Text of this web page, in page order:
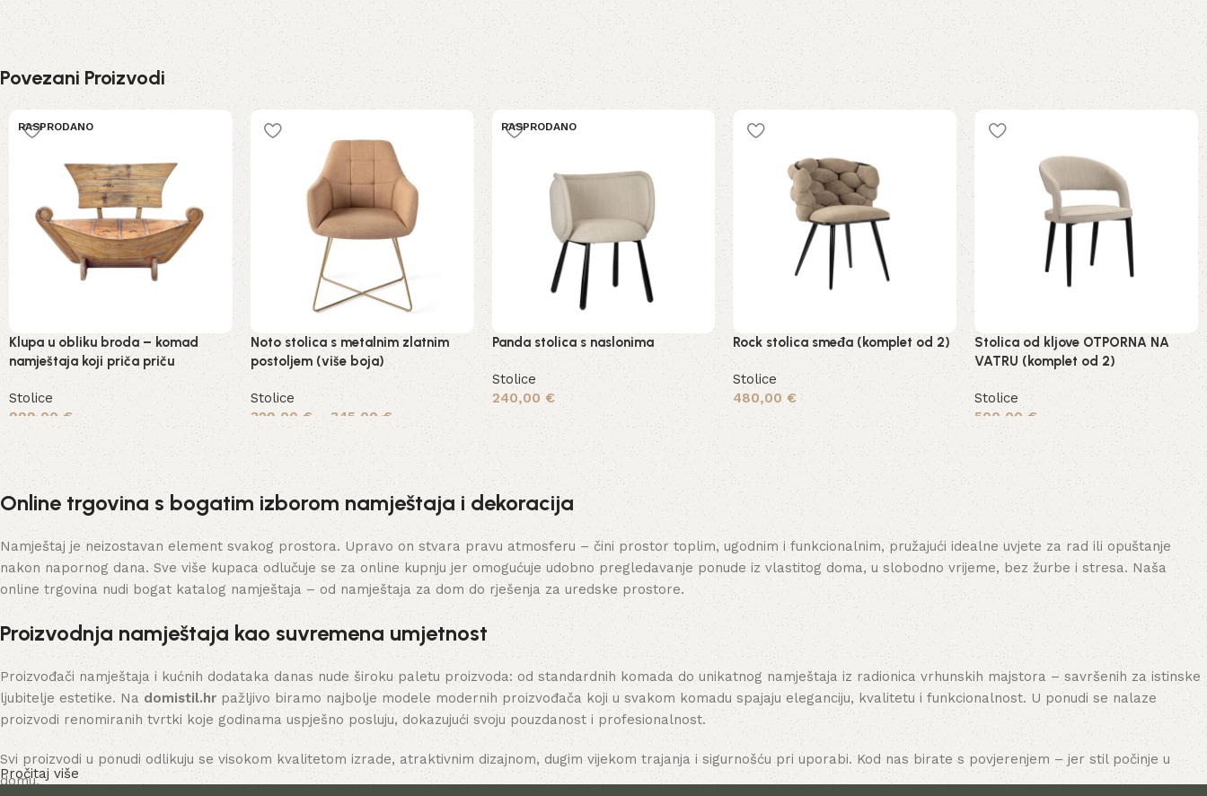
Povezani Proizvodi
RASPRODANO
Klupa u obliku broda – komad
namještaja koji priča priču
Stolice
999,00 €
Pročitaj više
Noto stolica s metalnim zlatnim
postoljem (više boja)
Stolice
329,00 € 345,00€
Odaberi opcije
RASPRODANO
Panda stolica s naslonima
Stolice
240,00 €
Pročitaj više
Rock stolica smeđa (komplet od 2)
Stolice
480,00 €
Dodaj u košaricu
Stolica od kljove OTPORNA NA
VATRU (komplet od 2)
Stolice
500,00€
Dodaj u košaricu
Online trgovina s bogatim izborom namještaja i dekoracija
Namještaj je neizostavan element svakog prostora. Upravo on stvara pravu atmosferu – čini prostor toplim, ugodnim i funkcionalnim, pružajući idealne uvjete za rad ili opuštanje
nakon napornog dana. Sve više kupaca odlučuje se za online kupnju jer omogućuje udobno pregledavanje ponude iz vlastitog doma, u slobodno vrijeme, bez žurbe i stresa. Naša
online trgovina nudi bogat katalog namještaja – od namještaja za dom do rješenja za uredske prostore.
Proizvodnja namještaja kao suvremena umjetnost
Proizvođači namještaja i kućnih dodataka danas nude široku paletu proizvoda: od standardnih komada do unikatnog namještaja iz radionica vrhunskih majstora – savršenih za istinske
ljubitelje estetike. Na domistil.hr pažljivo biramo najbolje modele modernih proizvođača koji u svakom komadu spajaju eleganciju, kvalitetu i funkcionalnost. U ponudi se nalaze
proizvodi renomiranih tvrtki koje godinama uspješno posluju, dokazujući svoju pouzdanost i profesionalnost.
Svi proizvodi u ponudi odlikuju se visokom kvalitetom izrade, atraktivnim dizajnom, dugim vijekom trajanja i sigurnošću pri uporabi. Kod nas birate s povjerenjem – jer stil počinje u
domu.
Pročitaj više